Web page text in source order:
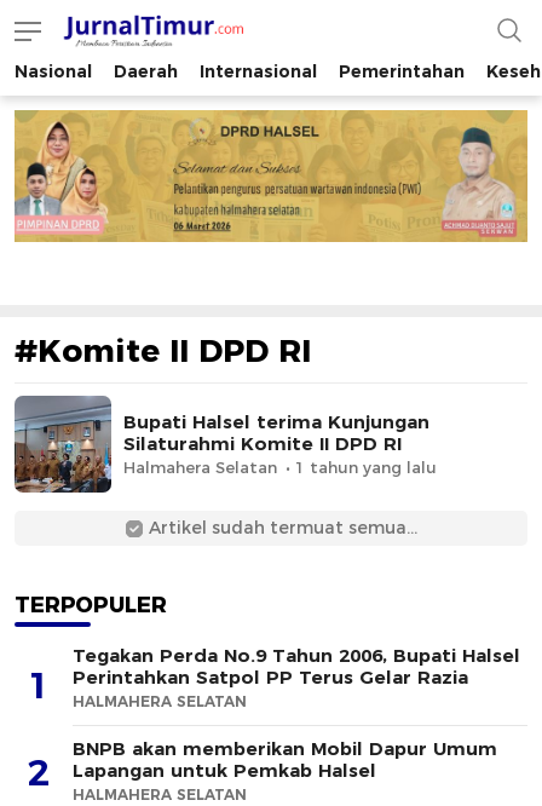
JurnalTimur.com
Membaca Peristiwa Indonesia
Nasional Daerah Internasional Pemerintahan
#Komite II DPD RI
Bupati Halsel terima Kunjungan
Silaturahmi Komite II DPD RI
Halmahera Selatan 1 tahun yang lalu
Artikel sudah termuat semua...
TERPOPULER
1
Tegakan Perda No.9 Tahun 2006, Bupati Halsel
Perintahkan Satpol PP Terus Gelar Razia
HALMAHERA SELATAN
2
BNPB akan memberikan Mobil Dapur Umum
Lapangan untuk Pemkab Halsel
HALMAHERA SELATAN